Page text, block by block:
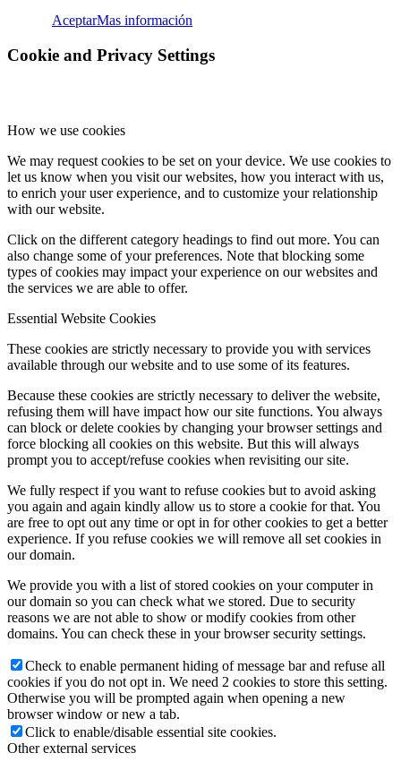
AceptarMas información
Cookie and Privacy Settings
How we use cookies
We may request cookies to be set on your device. We use cookies to
let us know when you visit our websites, how you interact with us,
to enrich your user experience, and to customize your relationship
with our website.
Click on the different category headings to find out more. You can
also change some of your preferences. Note that blocking some
types of cookies may impact your experience on our websites and
the services we are able to offer.
Essential Website Cookies
These cookies are strictly necessary to provide you with services
available through our website and to use some of its features.
Because these cookies are strictly necessary to deliver the website,
refusing them will have impact how our site functions. You always
can block or delete cookies by changing your browser settings and
force blocking all cookies on this website. But this will always
prompt you to accept/refuse cookies when revisiting our site.
We fully respect if you want to refuse cookies but to avoid asking
you again and again kindly allow us to store a cookie for that. You
are free to opt out any time or opt in for other cookies to get a better
experience. If you refuse cookies we will remove all set cookies in
our domain.
We provide you with a list of stored cookies on your computer in
our domain so you can check what we stored. Due to security
reasons we are not able to show or modify cookies from other
domains. You can check these in your browser security settings.
Check to enable permanent hiding of message bar and refuse all
cookies if you do not opt in. We need 2 cookies to store this setting.
Otherwise you will be prompted again when opening a new
browser window or new a tab.
Click to enable/disable essential site cookies.
Other external services